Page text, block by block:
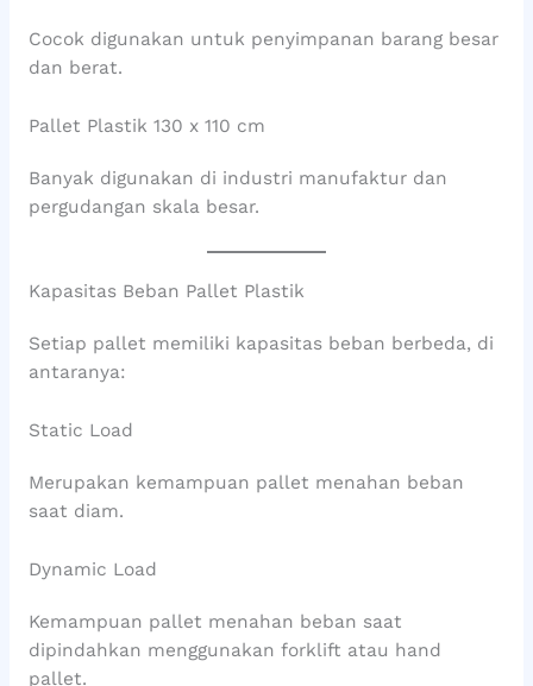
Cocok digunakan untuk penyimpanan barang besar
dan berat.
Pallet Plastik 130 x 110 cm
Banyak digunakan di industri manufaktur dan
pergudangan skala besar.
Kapasitas Beban Pallet Plastik
Setiap pallet memiliki kapasitas beban berbeda, di
antaranya:
Static Load
Merupakan kemampuan pallet menahan beban
saat diam.
Dynamic Load
Kemampuan pallet menahan beban saat
dipindahkan menggunakan forklift atau hand
pallet.